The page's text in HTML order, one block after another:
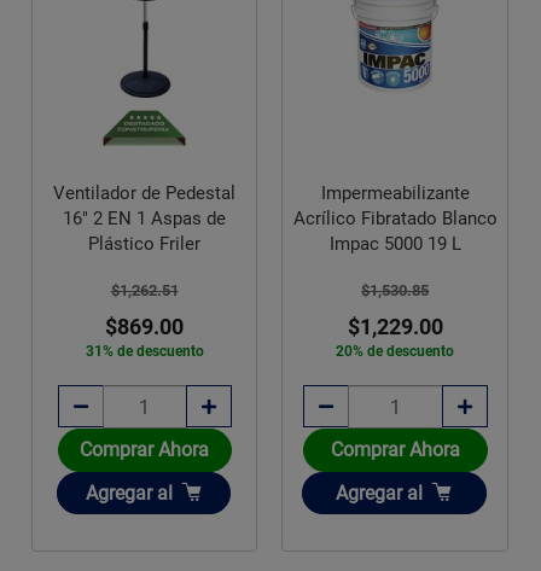
Ventilador de Pedestal
16" 2 EN 1 Aspas de
Plástico Friler
$1,262.51
$869.00
31% de descuento
Comprar Ahora
Añadir
Agregar al
Impermeabilizante
Acrílico Fibratado Blanco
Impac 5000 19 L
$1,530.85
$1,229.00
20% de descuento
Comprar Ahora
Añadir
Agregar al